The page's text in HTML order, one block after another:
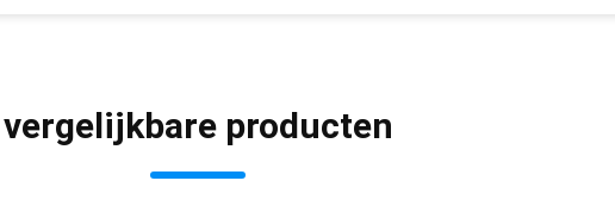
vergelijkbare producten